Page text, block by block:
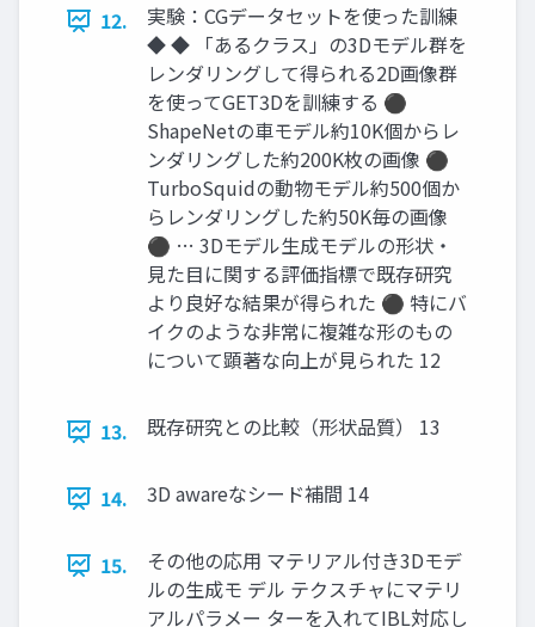
12.
実験：CGデータセットを使った訓練
◆ ◆ 「あるクラス」の3Dモデル群を
レンダリングして得られる2D画像群
を使ってGET3Dを訓練する ⚫
ShapeNetの車モデル約10K個からレ
ンダリングした約200K枚の画像 ⚫
TurboSquidの動物モデル約500個か
らレンダリングした約50K毎の画像
⚫ … 3Dモデル生成モデルの形状・
見た目に関する評価指標で既存研究
より良好な結果が得られた ⚫ 特にバ
イクのような非常に複雑な形のもの
について顕著な向上が見られた 12
13. 既存研究との比較（形状品質） 13
14. 3D awareなシード補間 14
15.
その他の応用 マテリアル付き3Dモデ
ルの生成モ デル テクスチャにマテリ
アルパラメー ターを入れてIBL対応し